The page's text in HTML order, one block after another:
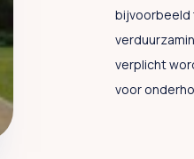
bijvoorbeeld
verplicht
voor